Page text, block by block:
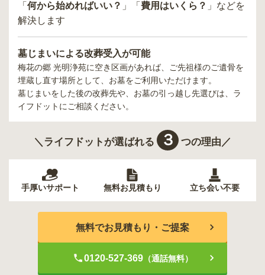
「 何から始めればいい？ 」「 費用はいくら？ 」などを
解決します
墓じまいによる改葬受入が可能
梅花の郷 光明浄苑に空き区画があれば、ご先祖様のご遺骨を
埋蔵し直す場所として、お墓をご利用いただけます。
墓じまいをした後の改葬先や、お墓の引っ越し先選びは、ラ
イフドットにご相談ください。
＼ライフドットが選ばれる ３ つの理由／
手厚いサポート 無料お見積もり 立ち会い不要
無料でお見積もり・ご提案
0120-527-369（通話無料）